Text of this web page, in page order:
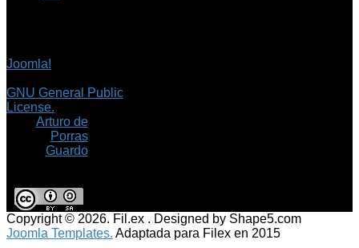
Joomla!
GNU General Public
License.
Arturo de
Porras
Guardo
Copyright © 2026. Fil.ex . Designed by Shape5.com
Joomla Templates. Adaptada para Filex en 2015